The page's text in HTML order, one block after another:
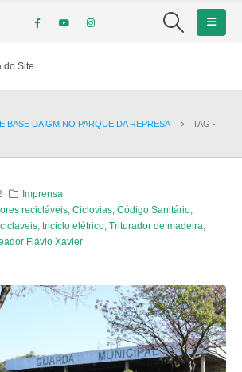
do Site
BASE DA GM NO PARQUE DA REPRESA
TAG -
Imprensa
recicláveis, Ciclovias, Código Sanitário,
triciclo elétrico Triturador de madeira
Flávio Xavier